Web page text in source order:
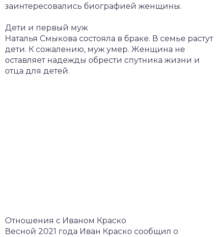
заинтересовались биографией женщины.
Дети и первый муж
Наталья Смыкова состояла в браке. В семье растут
дети. К сожалению, муж умер. Женщина не
оставляет надежды обрести спутника жизни и
отца для детей.
Отношения с Иваном Краско
Весной 2021 года Иван Краско сообщил о